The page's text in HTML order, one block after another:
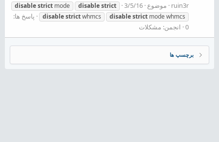
ruin3r
موضوع 3/5/16
disablestrict
disablestrict mode
disablestrict mode whmcs
disablestrictwhmcs
پاسخ ها:
0 انجمن: مشکلات
برچسپ ها